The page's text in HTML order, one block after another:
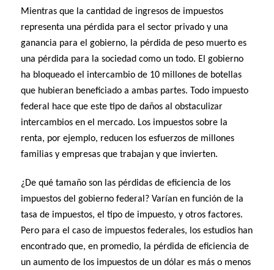
Mientras que la cantidad de ingresos de impuestos
representa una pérdida para el sector privado y una
ganancia para el gobierno, la pérdida de peso muerto es
una pérdida para la sociedad como un todo. El gobierno
ha bloqueado el intercambio de 10 millones de botellas
que hubieran beneficiado a ambas partes. Todo impuesto
federal hace que este tipo de daños al obstaculizar
intercambios en el mercado. Los impuestos sobre la
renta, por ejemplo, reducen los esfuerzos de millones
familias y empresas que trabajan y que invierten.
¿De qué tamaño son las pérdidas de eficiencia de los
impuestos del gobierno federal? Varían en función de la
tasa de impuestos, el tipo de impuesto, y otros factores.
Pero para el caso de impuestos federales, los estudios han
encontrado que, en promedio, la pérdida de eficiencia de
un aumento de los impuestos de un dólar es más o menos